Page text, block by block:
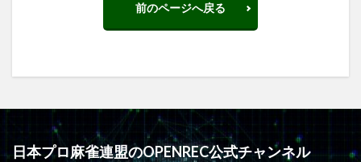
前のページへ戻る
日本プロ麻雀連盟のOPENREC公式チャンネル